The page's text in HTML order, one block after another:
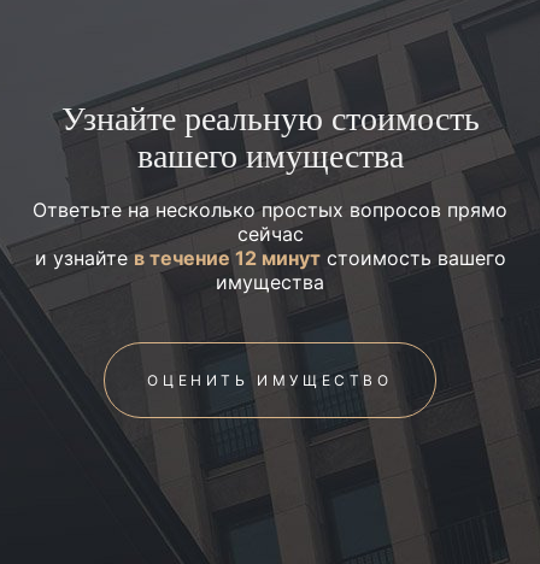
Узнайте реальную стоимость
вашего имущества
Ответьте на несколько простых вопросов прямо
сейчас
и узнайтев течение 12 минутстоимость вашего
имущества
ОЦЕНИТЬ ИМУЩЕСТВО